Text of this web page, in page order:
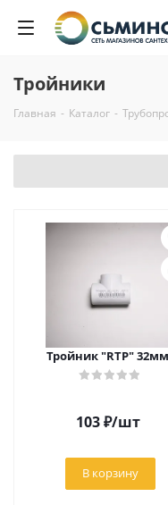
Тройники
Главная - Каталог -
Тройник "RTP" 32мм
103₽/шт
В корзину